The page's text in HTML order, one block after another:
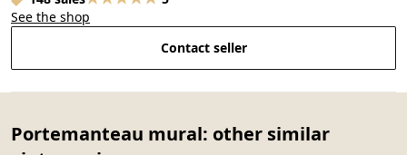
See the shop
Contact seller
Portemanteau mural: other similar